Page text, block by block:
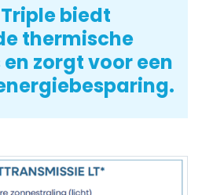
biedt
thermische
zorgt voor een